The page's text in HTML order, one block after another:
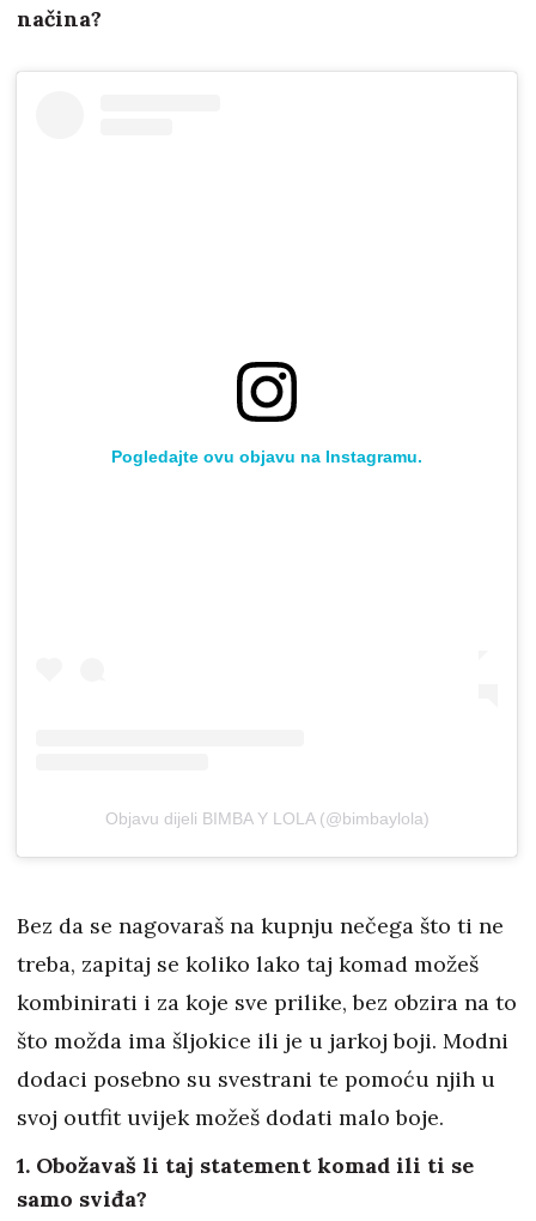
načina?
Pogledajte ovu objavu na Instagramu.
Objavu dijeli BIMBA Y LOLA (@bimbaylola)
Bez da se nagovaraš na kupnju nečega što ti ne
treba, zapitaj se koliko lako taj komad možeš
kombinirati i za koje sve prilike, bez obzira na to
što možda ima šljokice ili je u jarkoj boji. Modni
dodaci posebno su svestrani te pomoću njih u
svoj outfit uvijek možeš dodati malo boje.
1. Obožavaš li taj statement komad ili ti se
samo sviđa?